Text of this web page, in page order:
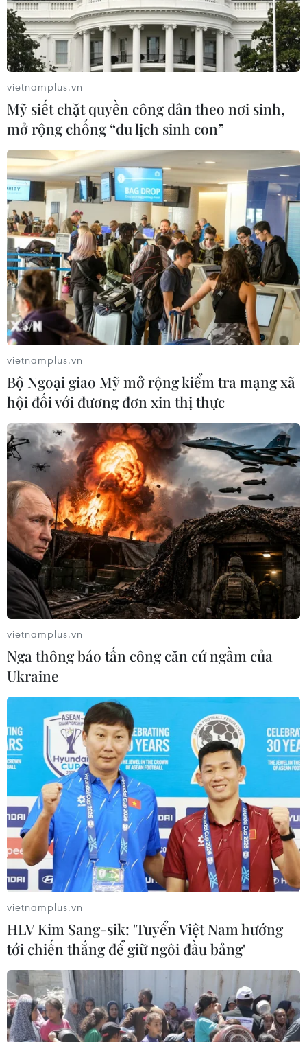
Động đất mạnh rung chuyển thành phố
nghỉ dưỡng nổi tiếng của Mexico
22/05/2020 10:33
Một trận động đất có độ lớn 6,1 độ đã xảy ra tại khu vực
thành phố nghỉ dưỡng nổi tiếng San Jose del Cabo.
Hiện chưa có báo cáo về hợp thương vong hay thiệt hại
vật chất sau cơn địa chấn này.
vietnamplus.vn
Mỹ siết chặt quyền công dân theo nơi sinh,
mở rộng chống “du lịch sinh con”
vietnamplus.vn
Bộ Ngoại giao Mỹ mở rộng kiểm tra mạng xã
hội đối với đương đơn xin thị thực
vietnamplus.vn
Nga thông báo tấn công căn cứ ngầm của
Ukraine
vietnamplus.vn
HLV Kim Sang-sik: 'Tuyển Việt Nam hướng
tới chiến thắng để giữ ngôi đầu bảng'